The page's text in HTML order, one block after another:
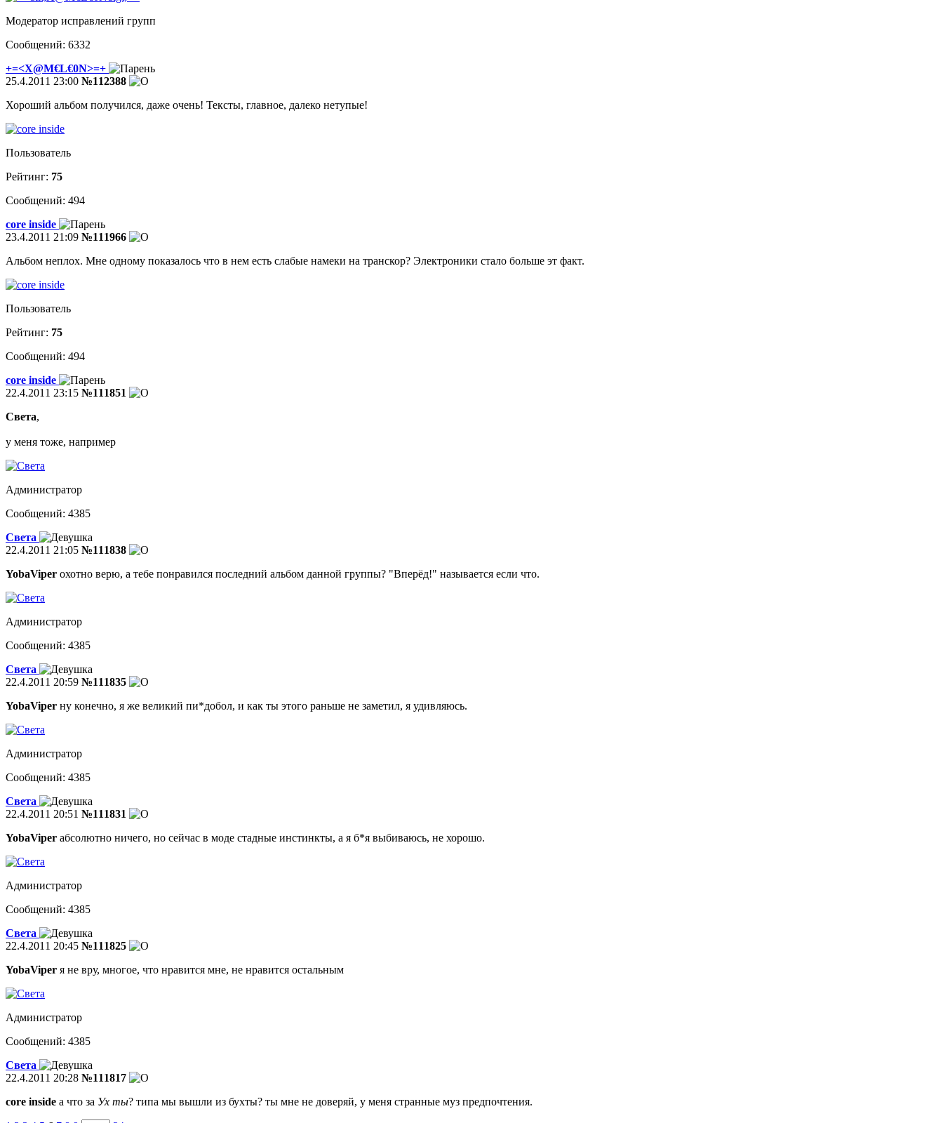
Модератор исправлений групп
Сообщений: 6332
+=<X@M€L€0N>=+
25.4.2011 23:00 №112388
Хороший альбом получился, даже очень! Тексты, главное, далеко нетупые!
Пользователь
Рейтинг: 75
Сообщений: 494
core inside
23.4.2011 21:09 №111966
Альбом неплох. Мне одному показалось что в нем есть слабые намеки на транскор? Электроники стало больше эт факт.
Пользователь
Рейтинг: 75
Сообщений: 494
core inside
22.4.2011 23:15 №111851
Света,
у меня тоже, например
Администратор
Сообщений: 4385
Света
22.4.2011 21:05 №111838
YobaViper охотно верю, а тебе понравился последний альбом данной группы? "Вперёд!" называется если что.
Администратор
Сообщений: 4385
Света
22.4.2011 20:59 №111835
YobaViper ну конечно, я же великий пи*добол, и как ты этого раньше не заметил, я удивляюсь.
Администратор
Сообщений: 4385
Света
22.4.2011 20:51 №111831
YobaViper абсолютно ничего, но сейчас в моде стадные инстинкты, а я б*я выбиваюсь, не хорошо.
Администратор
Сообщений: 4385
Света
22.4.2011 20:45 №111825
YobaViper я не вру, многое, что нравится мне, не нравится остальным
Администратор
Сообщений: 4385
Света
22.4.2011 20:28 №111817
core inside а что за Ух ты? типа мы вышли из бухты? ты мне не доверяй, у меня странные муз предпочтения.